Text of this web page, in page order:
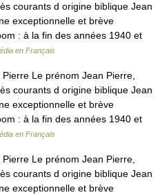
courants d origine biblique Jean
exceptionnelle et brève
: à la fin des années 1940 et
en Français
Le prénom Jean Pierre,
courants d origine biblique Jean
exceptionnelle et brève
: à la fin des années 1940 et
en Français
Le prénom Jean Pierre,
courants d origine biblique Jean
exceptionnelle et brève